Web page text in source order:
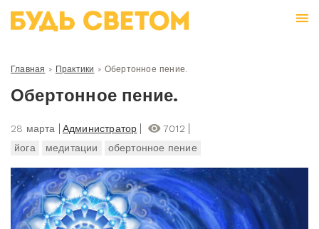
Главная » Практики » Обертонное пение.
Обертонное пение.
28 марта Администратор
7012
йога
медитации обертонное пение